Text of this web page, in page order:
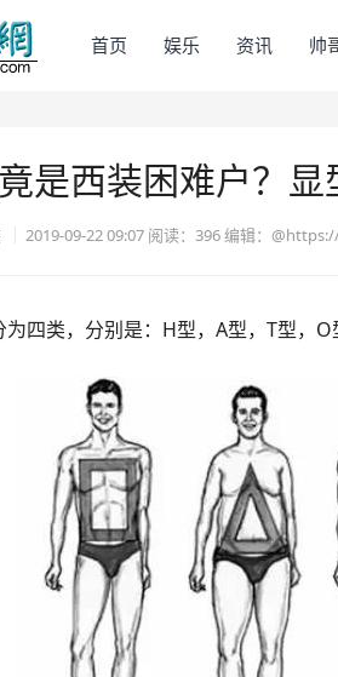
首页 娱乐 资讯 帅
是西装困难户？显
2019-09-22 09:07 阅读： 396编辑：
四类，分别是：H型，A型，T型，O